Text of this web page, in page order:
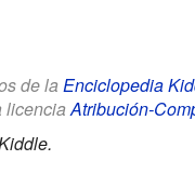
de la Enciclopedia
licenciaAtribución-